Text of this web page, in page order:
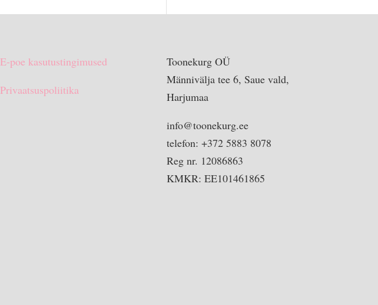
E-poe kasutustingimused
Privaatsuspoliitika
Toonekurg OÜ
Männivälja tee 6, Saue vald,
Harjumaa
info@toonekurg.ee
telefon: +372 5883 8078
Reg nr. 12086863
KMKR: EE101461865